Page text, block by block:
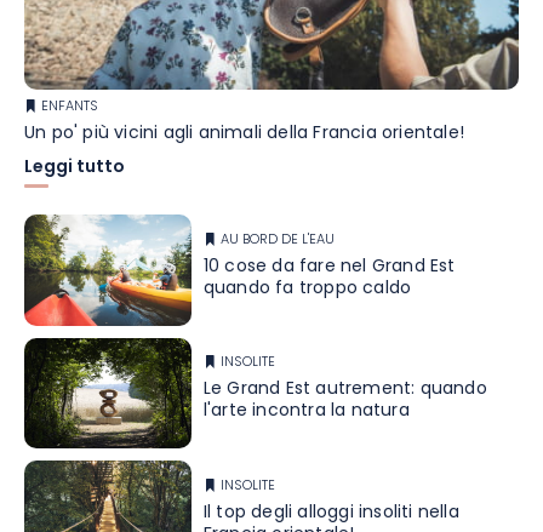
ENFANTS
Un po' più vicini agli animali della Francia orientale!
Leggi tutto
AU BORD DE L'EAU
10 cose da fare nel Grand Est
quando fa troppo caldo
INSOLITE
Le Grand Est autrement: quando
l'arte incontra la natura
INSOLITE
Il top degli alloggi insoliti nella